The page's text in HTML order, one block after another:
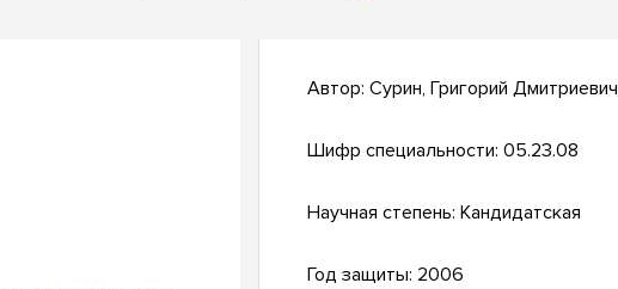
Автор: Сурин, Григорий Дмитриевич
Шифр специальности: 05.23.08
Научная степень: Кандидатская
Год защиты: 2006